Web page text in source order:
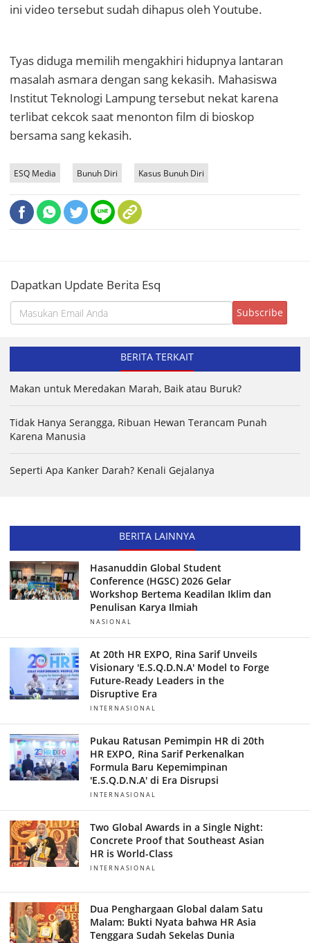
ini video tersebut sudah dihapus oleh Youtube.
Tyas diduga memilih mengakhiri hidupnya lantaran
masalah asmara dengan sang kekasih. Mahasiswa
Institut Teknologi Lampung tersebut nekat karena
terlibat cekcok saat menonton film di bioskop
bersama sang kekasih.
ESQ Media Bunuh Diri Kasus Bunuh Diri
Dapatkan Update Berita Esq
BERITA TERKAIT
Makan untuk Meredakan Marah, Baik atau Buruk?
Tidak Hanya Serangga, Ribuan Hewan Terancam Punah
Karena Manusia
Seperti Apa Kanker Darah? Kenali Gejalanya
BERITA LAINNYA
Hasanuddin Global Student
Conference (HGSC) 2026 Gelar
Workshop Bertema Keadilan Iklim dan
Penulisan Karya Ilmiah
NASIONAL
At 20th HR EXPO, Rina Sarif Unveils
Visionary 'E.S.Q.D.N.A' Model to Forge
Future-Ready Leaders in the
Disruptive Era
INTERNASIONAL
Pukau Ratusan Pemimpin HR di 20th
HR EXPO, Rina Sarif Perkenalkan
Formula Baru Kepemimpinan
'E.S.Q.D.N.A' di Era Disrupsi
INTERNASIONAL
Two Global Awards in a Single Night:
Concrete Proof that Southeast Asian
HR is World-Class
INTERNASIONAL
Dua Penghargaan Global dalam Satu
Malam: Bukti Nyata bahwa HR Asia
Tenggara Sudah Sekelas Dunia